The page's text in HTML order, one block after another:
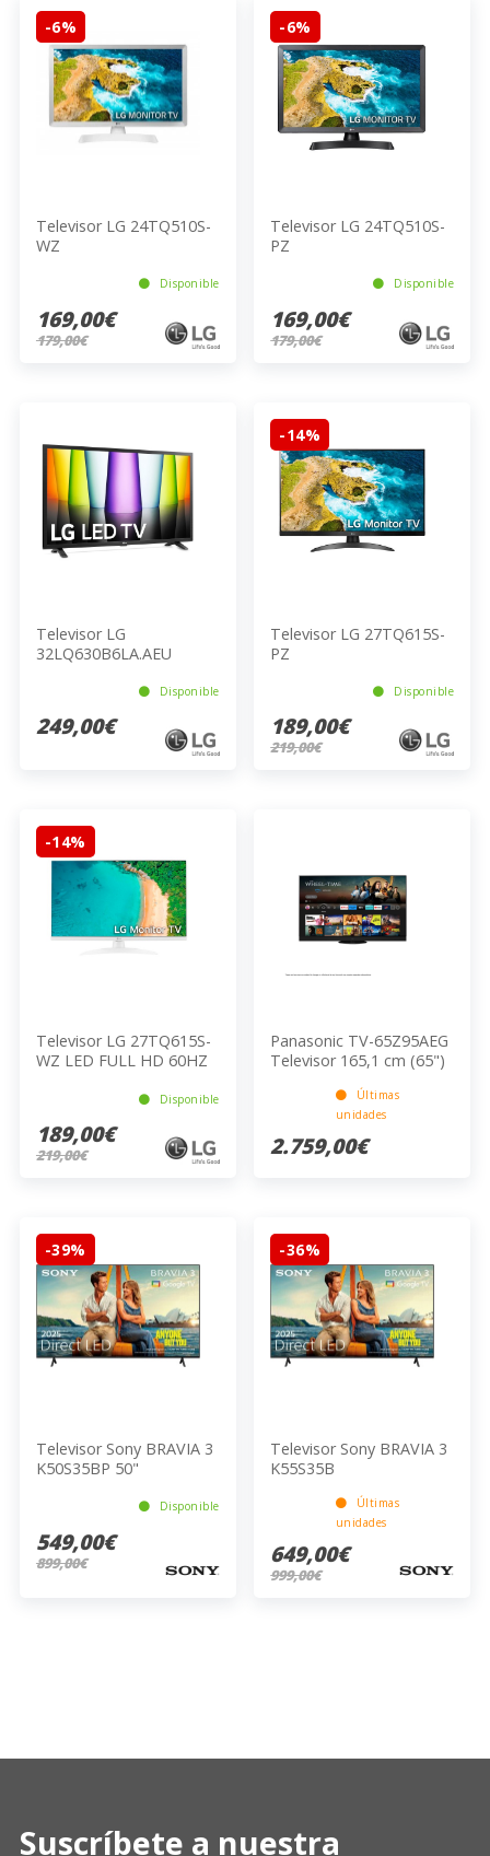
-6%
Televisor LG 24TQ510S-
WZ
Disponible
169,00€
179,00€
-6%
Televisor LG 24TQ510S-
PZ
Disponible
169,00€
179,00€
Televisor LG
32LQ630B6LA.AEU
Disponible
249,00€
-14%
Televisor LG 27TQ615S-
PZ
Disponible
189,00€
219,00€
-14%
Televisor LG 27TQ615S-
WZ LED FULL HD 60HZ
Disponible
189,00€
219,00€
Panasonic TV-65Z95AEG
Televisor 165,1 cm (65")
Últimas
unidades
2.759,00€
-39%
Televisor Sony BRAVIA 3
K50S35BP 50"
Disponible
549,00€
899,00€
-36%
Televisor Sony BRAVIA 3
K55S35B
Últimas
unidades
649,00€
999,00€
Suscríbete a nuestra